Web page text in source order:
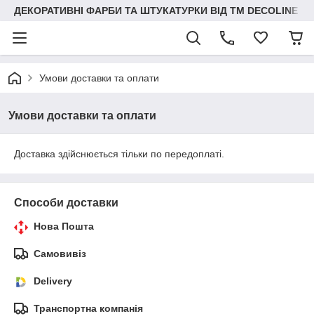
ДЕКОРАТИВНІ ФАРБИ ТА ШТУКАТУРКИ ВІД ТМ DECOLINE
Умови доставки та оплати
Умови доставки та оплати
Доставка здійснюється тільки по передоплаті.
Способи доставки
Нова Пошта
Самовивіз
Delivery
Транспортна компанія